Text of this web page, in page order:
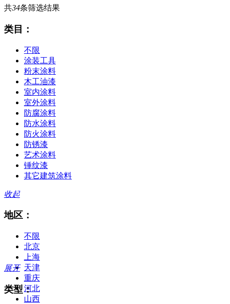
共34条筛选结果
类目：
不限
涂装工具
粉末涂料
木工油漆
室内涂料
室外涂料
防腐涂料
防水涂料
防火涂料
防锈漆
艺术涂料
锤纹漆
其它建筑涂料
收起
地区：
不限
北京
上海
天津
重庆
河北
山西
展开
类型：